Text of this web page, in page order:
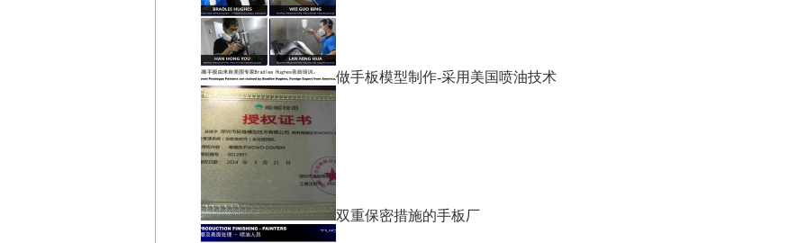
做手板模型制作-采用美国喷油技术
双重保密措施的手板厂